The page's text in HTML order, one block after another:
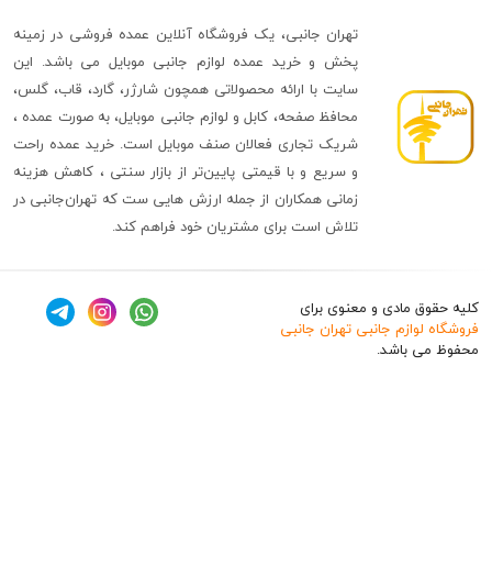
تهران جانبی، یک فروشگاه آنلاین عمده فروشی در زمینه
پخش و خرید عمده لوازم جانبی موبایل می باشد. این
سایت با ارائه محصولاتی همچون شارژر، گارد، قاب، گلس،
محافظ صفحه، کابل و لوازم جانبی موبایل، به صورت عمده ،
شریک تجاری فعالان صنف موبایل است. خرید عمده راحت
و سریع و با قیمتی پایین‌تر از بازار سنتی ، کاهش هزینه
زمانی همکاران از جمله ارزش هایی ست که تهران‌جانبی در
تلاش است برای مشتریان خود فراهم کند.
مادی و معنوی برای
جانبی تهران جانبی
باشد.